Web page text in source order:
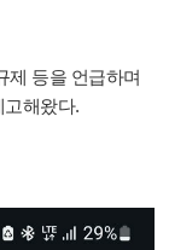
제 등을 언급하며
고해왔다.